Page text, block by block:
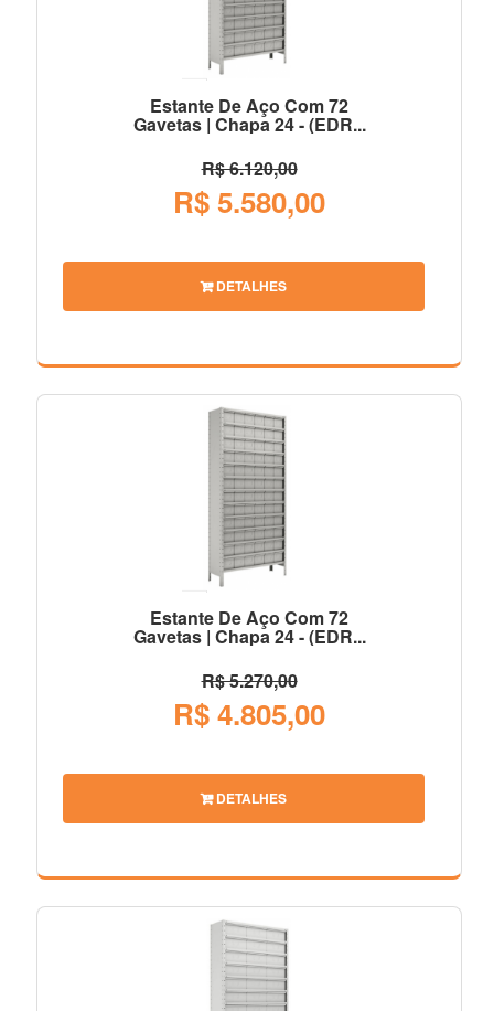
Estante De Aço Com 72
Gavetas | Chapa 24 - (EDR...
R$ 6.120,00
R$ 5.580,00
DETALHES
Estante De Aço Com 72
Gavetas | Chapa 24 - (EDR...
R$ 5.270,00
R$ 4.805,00
DETALHES